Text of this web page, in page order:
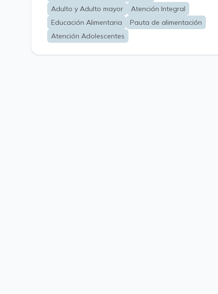
asociadas, gustos y tiempo.
Adulto y Adulto mayor
Atención Integral
Educación Alimentaria
Pauta de alimentación
Atención Adolescentes